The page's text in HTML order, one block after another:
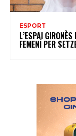
ESPORT
L’ESPAI
FEMENÍ PER